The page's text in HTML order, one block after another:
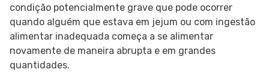
condição potencialmente grave que pode ocorrer
quando alguém que estava em jejum ou com ingestão
alimentar inadequada começa a se alimentar
novamente de maneira abrupta e em grandes
quantidades.